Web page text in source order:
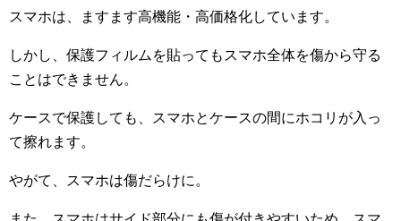
スマホは、ますます高機能・高価格化しています。
しかし、保護フィルムを貼ってもスマホ全体を傷から守る
ことはできません。
ケースで保護しても、スマホとケースの間にホコリが入っ
て擦れます。
やがて、スマホは傷だらけに。